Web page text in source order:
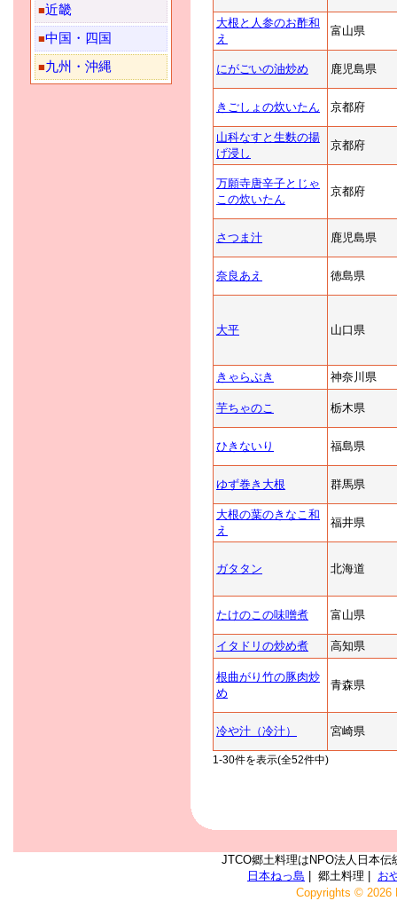
■近畿
■中国・四国
■九州・沖縄
大根と人参のお酢和
え
富山県
にがごいの油炒め 鹿児島県
きごしょの炊いたん 京都府
山科なすと生麩の揚
げ浸し
京都府
万願寺唐辛子とじゃ
この炊いたん
京都府
さつま汁 鹿児島県
奈良あえ 徳島県
大平 山口県
きゃらぶき 神奈川県
芋ちゃのこ 栃木県
ひきないり 福島県
ゆず巻き大根 群馬県
大根の葉のきなこ和
え
福井県
ガタタン 北海道
たけのこの味噌煮 富山県
イタドリの炒め煮 高知県
根曲がり竹の豚肉炒
め
青森県
冷や汁（冷汁） 宮崎県
1-30件を表示(全52件中)
JTCO郷土料理はNPO法人日本
日本ねっ島 | 郷土料理 | お
Copyrights © 2026